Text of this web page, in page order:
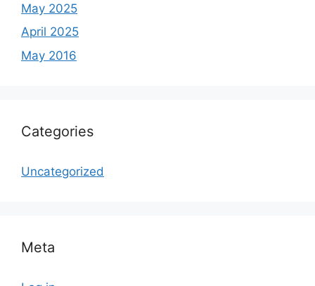
May 2025
April 2025
May 2016
Categories
Uncategorized
Meta